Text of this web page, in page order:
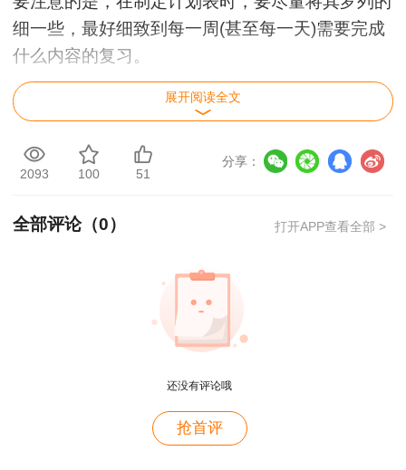
细一些，最好细致到每一周(甚至每一天)需要完成
什么内容的复习。
这样的话，不仅会让你的复习更有阶段性的目
标感，而且执行起来更加有条有理。毕竟，一建备
考就像一场盛大的马拉松比赛，必须要以坚定的步
伐有节奏地坚持跑下去，才能取得成功。
2.完成规定的学习任务
在制定完学习计划表之后，大家的执行力变得
以把它分成若干的小时间段。根据要复习的内容，
为每个小时间段规定更加具体的复习任务，此时一
定要督促自己按时完成每个任务。这样的“时间战
力涣散的情况，有效地提高学习效率。
展开阅读全文
2093 100 51
分享：
全部评论（0） 打开APP查看全部 >
还没有评论哦
抢首评